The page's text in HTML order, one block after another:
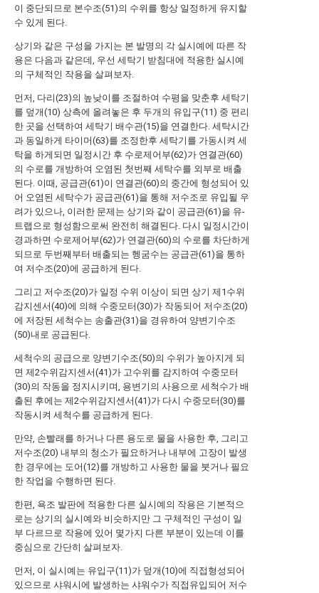
이 중단되므로 본수조(51)의 수위를 항상 일정하게 유지할
수 있게 된다.
상기와 같은 구성을 가지는 본 발명의 각 실시예에 따른 작
용은 다음과 같은데, 우선 세탁기 받침대에 적용한 실시예
의 구체적인 작용을 살펴보자.
먼저, 다리(23)의 높낮이를 조절하여 수평을 맞춘후 세탁기
를 덮개(10) 상측에 올려놓은 후 두개의 유입구(11) 중 편리
한 곳을 선택하여 세탁기 배수관(15)을 연결한다. 세탁시간
과 동일하게 타이머(63)를 조정한후 세탁기를 가동시켜 세
탁을 하게되면 일정시간 후 수로제어부(62)가 연결관(60)
의 수로를 개방하여 오염된 첫번째 세탁수를 외부로 배출
된다. 이때, 공급관(61)이 연결관(60)의 중간에 형성되어 있
어 오염된 세탁수가 공급관(61)을 통해 저수조로 유입될 우
려가 있으나, 이러한 문제는 상기와 같이 공급관(61)을 유-
트랩으로 형성함으로써 완전히 해결된다. 다시 일정시간이
경과하면 수로제어부(62)가 연결관(60)의 수로를 차단하게
되므로 두번째부터 배출되는 헹굼수는 공급관(61)을 통하
여 저수조(20)에 공급하게 된다.
그리고 저수조(20)가 일정 수위 이상이 되면 상기 제1수위
감지센서(40)에 의해 수중모터(30)가 작동되어 저수조(20)
에 저장된 세척수는 송출관(31)을 경유하여 양변기수조
(50)내로 공급된다.
세척수의 공급으로 양변기수조(50)의 수위가 높아지게 되
면 제2수위감지센서(41)가 고수위를 감지하여 수중모터
(30)의 작동을 정지시키며, 용변기의 사용으로 세척수가 배
출된 후에는 제2수위감지센서(41)가 다시 수중모터(30)를
작동시켜 세척수를 공급하게 된다.
만약, 손빨래를 하거나 다른 용도로 물을 사용한 후, 그리고
저수조(20) 내부의 청소가 필요하거나 내부에 고장이 발생
한 경우에는 도어(12)를 개방하고 사용한 물을 붓거나 필요
한 작업을 수행하면 된다.
한편, 욕조 발판에 적용한 다른 실시예의 작용은 기본적으
로는 상기의 실시예와 비슷하지만 그 구체적인 구성이 일
부 다르므로 작용에 있어 몇가지 다른 부분이 있는데 이를
중심으로 간단히 살펴보자.
먼저, 이 실시예는 유입구(11)가 덮개(10)에 직접형성되어
있으므로 샤워시에 발생하는 샤워수가 직접유입되어 저수